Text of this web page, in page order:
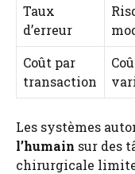
Taux
d’erreur
Coût par
transaction
Les systèmes
l’humain sur des
chirurgicale